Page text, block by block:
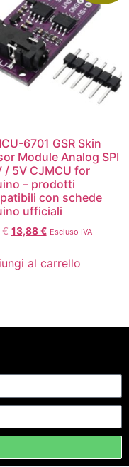
6701 GSR Skin
Module Analog SPI
/ 5V CJMCU for
– prodotti
con schede
ufficiali
€ 13,88€ Escluso IVA
al carrello